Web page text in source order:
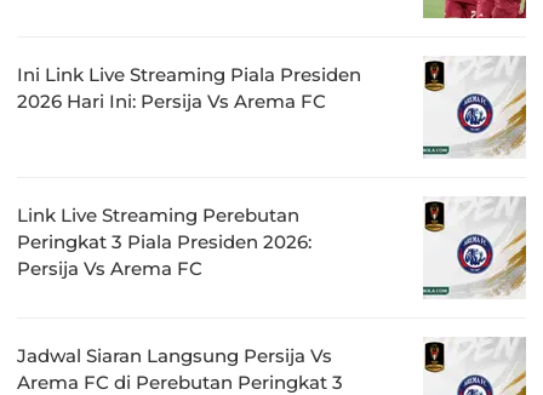
Ini Link Live Streaming Piala Presiden
2026 Hari Ini: Persija Vs Arema FC
Link Live Streaming Perebutan
Peringkat 3 Piala Presiden 2026:
Persija Vs Arema FC
Jadwal Siaran Langsung Persija Vs
Arema FC di Perebutan Peringkat 3